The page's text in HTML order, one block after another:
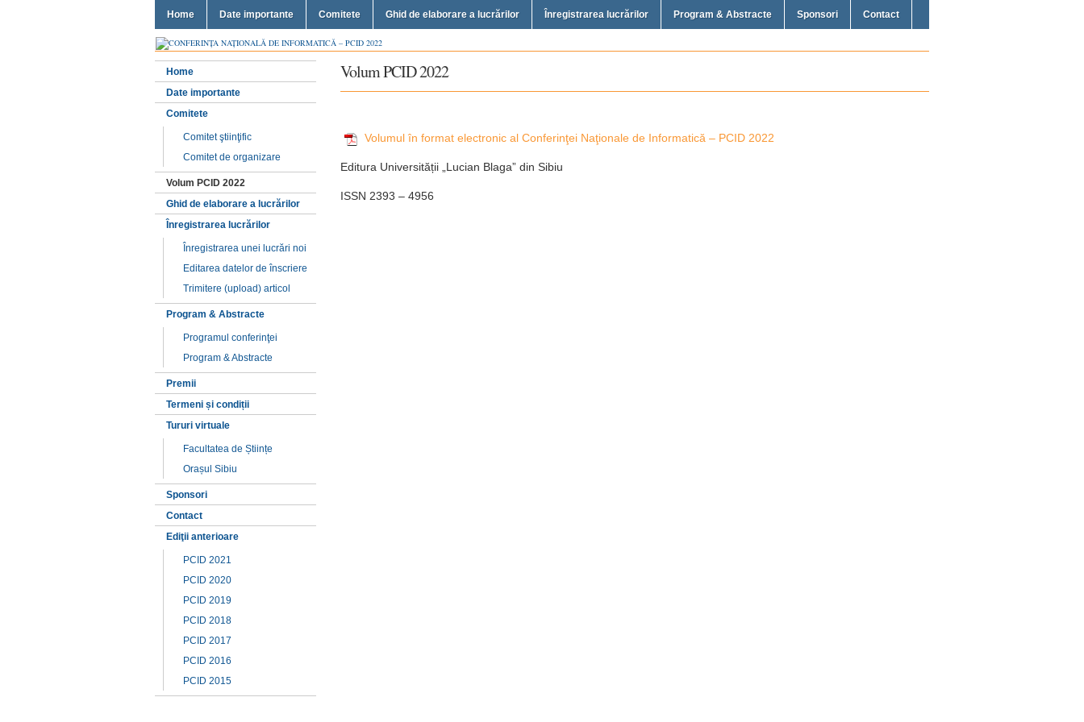
Home Date importante Comitete Ghid de elaborare a lucrărilor Înregistrarea lucrărilor Program & Abstracte Sponsori Contact
Home
Date importante
Comitete
Comitet ştiinţific
Comitet de organizare
Volum PCID 2022
Ghid de elaborare a lucrărilor
Înregistrarea lucrărilor
Înregistrarea unei lucrări noi
Editarea datelor de înscriere
Trimitere (upload) articol
Program & Abstracte
Programul conferinţei
Program & Abstracte
Premii
Termeni și condiții
Tururi virtuale
Facultatea de Științe
Orașul Sibiu
Sponsori
Contact
Ediţii anterioare
PCID 2021
PCID 2020
PCID 2019
PCID 2018
PCID 2017
PCID 2016
PCID 2015
Volum PCID 2022
Volumul în format electronic al Conferinţei Naţionale de Informatică – PCID 2022
Editura Universității „Lucian Blaga” din Sibiu
ISSN 2393 – 4956